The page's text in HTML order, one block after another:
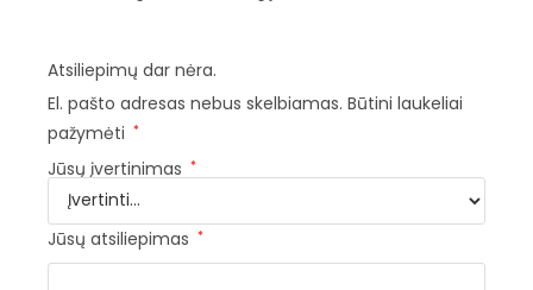
Atsiliepimų dar nėra.
El. pašto adresas nebus skelbiamas. Būtini laukeliai
pažymėti *
Jūsų įvertinimas *
Jūsų atsiliepimas *